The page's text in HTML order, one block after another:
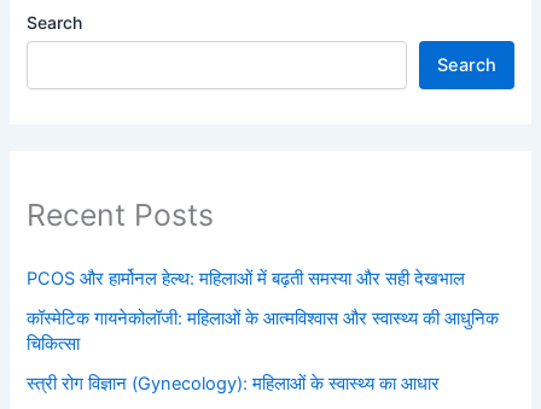
Search
Search
Recent Posts
PCOS और हार्मोनल हेल्थ: महिलाओं में बढ़ती समस्या और सही देखभाल
कॉस्मेटिक गायनेकोलॉजी: महिलाओं के आत्मविश्वास और स्वास्थ्य की आधुनिक
चिकित्सा
स्त्री रोग विज्ञान (Gynecology): महिलाओं के स्वास्थ्य का आधार